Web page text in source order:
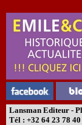
Lansman Editeur -
Tél : +32 64 23 78